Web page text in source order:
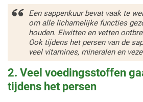
Een sappenkuur bevat vaak te
om alle lichamelijke functies
houden. Eiwitten en vetten
Ook tijdens het persen van de
veel vitamines, mineralen en
2. Veel voedingsstoffen
tijdens het persen